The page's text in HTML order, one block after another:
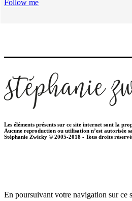
Follow me
Les éléments présents sur ce site internet sont la
Aucune reproduction ou utilisation n’est autorisée
Stéphanie Zwicky © 2005-2018 - Tous droits
En poursuivant votre navigation sur ce